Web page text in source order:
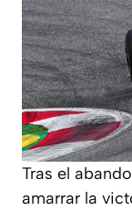
Tras el
amarrar la